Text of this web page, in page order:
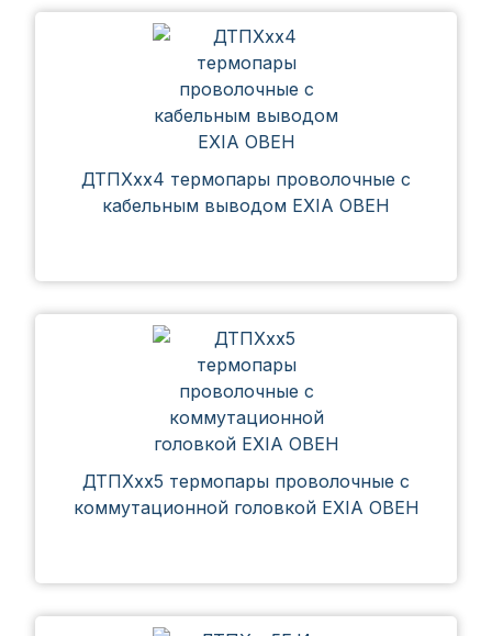
ДТПХхх4 термопары проволочные с
кабельным выводом EXIA ОВЕН
ДТПХхх5 термопары проволочные с
коммутационной головкой EXIA ОВЕН